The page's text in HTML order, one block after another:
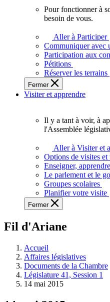
plein
potentiel,
l'Assemblée
a
besoin
de
Pour fonctionner à
besoin de vous.
Aller à Participer
Communiquer avec
Participation aux
Pétitions
Réserver les terrains
Fermer
Visiter et apprendre
voir,
apprendre
et
à
à
législative.
Il y a tant à voir, à
l'Assemblée
Aller à Visiter et
Options de visites et
Enseigner,
Le parlement et le
Groupes scolaires
Planifier votre visite
Fermer
Fil d'Ariane
Accueil
Affaires législatives
Documents de la Chambre
Législature 41, Session 1
14 mai 2015